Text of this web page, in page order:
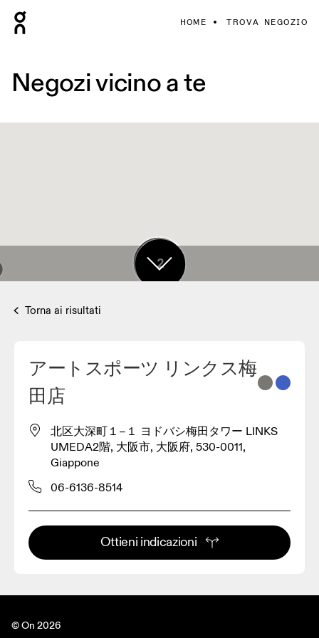
HOME TROVA NEGOZIO
Negozi vicino a te
17
2
Torna ai risultati
アートスポーツ リンクス梅
田店
北区大深町１−１ ヨドバシ梅田タワー LINKS
UMEDA2階, 大阪市, 大阪府, 530-0011,
Giappone
06-6136-8514
Ottieni indicazioni
© On 2026